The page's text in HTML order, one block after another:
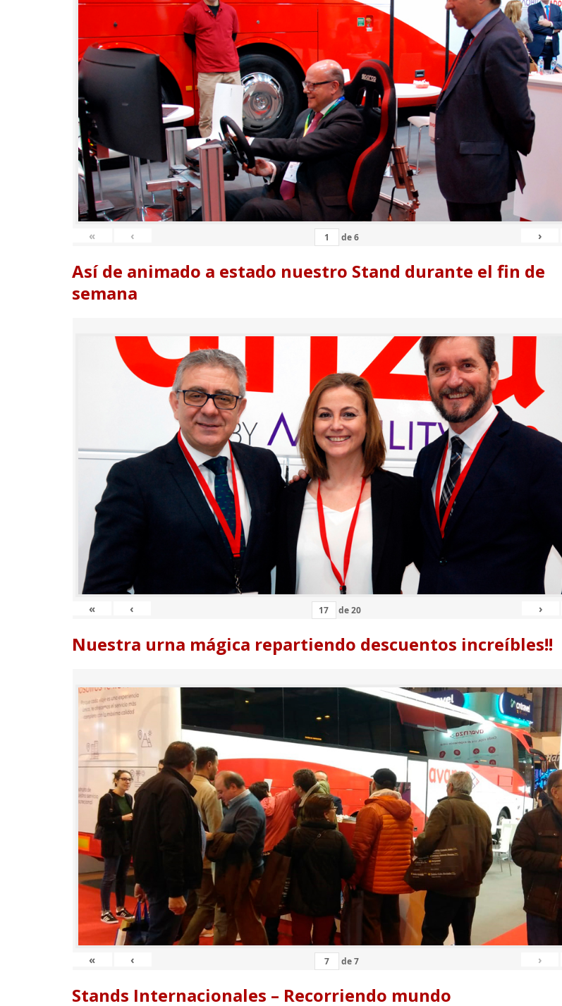
« ‹ de6 ›
Así de animado a estado nuestro Stand durante el fin de
semana
« ‹ de20 ›
Nuestra urna mágica repartiendo descuentos increíbles!!
« ‹ de7 ›
Stands Internacionales – Recorriendo mundo